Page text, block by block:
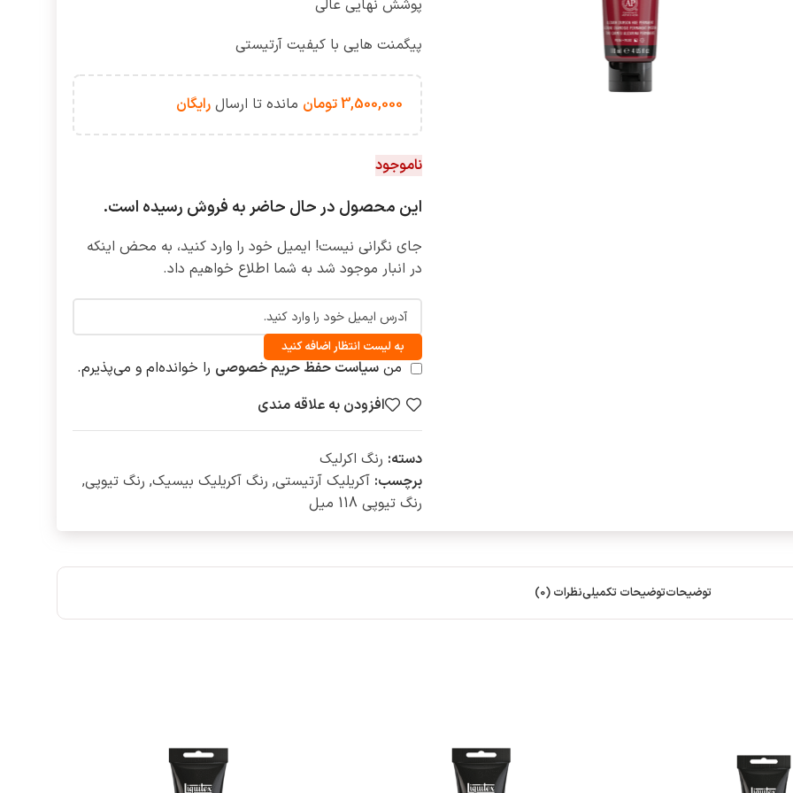
پوشش نهایی عالی
پیگمنت هایی با کیفیت آرتیستی
3,500,000تومان مانده تا ارسالرایگان
ناموجود
این محصول در حال حاضر به فروش رسیده است.
جای نگرانی نیست! ایمیل خود را وارد کنید، به محض اینکه
در انبار موجود شد به شما اطلاع خواهیم داد.
به لیست انتظار اضافه کنید
منسیاست حفظ حریم خصوصی را خوانده‌ام و می‌پذیرم.
افزودن به علاقه مندی
دسته: رنگ اکرلیک
برچسب: آکریلیک آرتیستی, رنگ آکریلیک بیسیک, رنگ تیوپی,
رنگ تیوپی 118 میل
توضیحاتتوضیحات تکمیلینظرات (0)